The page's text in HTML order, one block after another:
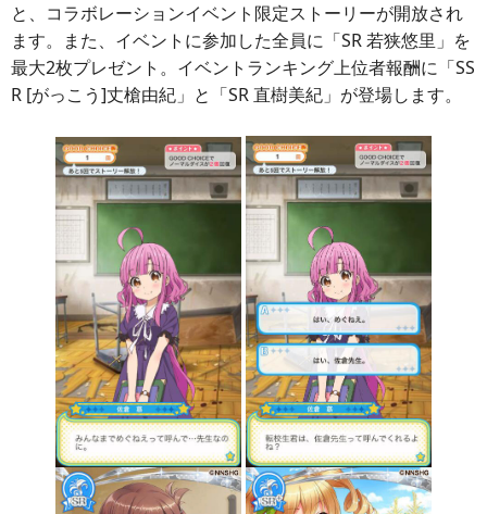
と、コラボレーションイベント限定ストーリーが開放され
ます。また、イベントに参加した全員に「SR 若狭悠里」を
最大2枚プレゼント。イベントランキング上位者報酬に「SS
R [がっこう]丈槍由紀」と「SR 直樹美紀」が登場します。